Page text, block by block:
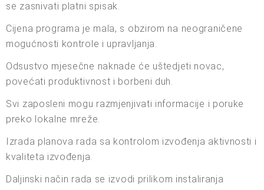
se zasnivati platni spisak.
Cijena programa je mala, s obzirom na neograničene
mogućnosti kontrole i upravljanja.
Odsustvo mjesečne naknade će uštedjeti novac,
povećati produktivnost i borbeni duh.
Svi zaposleni mogu razmjenjivati informacije i poruke
preko lokalne mreže.
Izrada planova rada sa kontrolom izvođenja aktivnosti i
kvaliteta izvođenja.
Daljinski način rada se izvodi prilikom instaliranja